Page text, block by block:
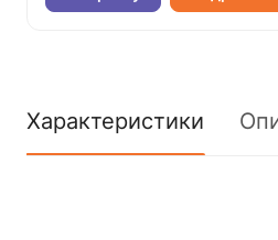
Характеристики